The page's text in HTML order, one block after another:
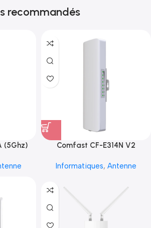
recommandés
(5Ghz) Comfast CF-E314N V2
Informatiques, Antenne